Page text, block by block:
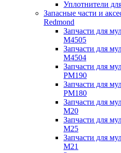
Уплотнители
Запасные части и
Redmond
Запчасти для
M4505
Запчасти для
M4504
Запчасти для
PM190
Запчасти для
PM180
Запчасти для
M20
Запчасти для
M25
Запчасти для
M21